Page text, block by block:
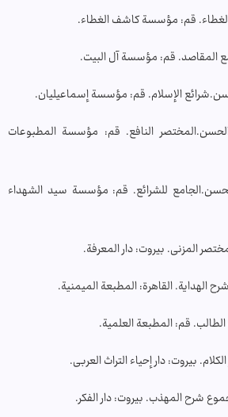
قم: مؤسسة کاشف الغطاء.
المقاصد. قم: مؤسسة آل البیت.
الإسلام. قم: مؤسسة إسماعیلیان.
النافع. قم: مؤسسة المطبوعات
للشرائع. قم: مؤسسة سید الشهداء
المزنی. بیروت: دار المعرفة.
الهدایة. القاهرة: المطبعة المیمنیة.
قم: المطبعة العلمیة.
بیروت: دار إحیاء التراث العربی.
شرح المهذب. بیروت: دار الفکر.